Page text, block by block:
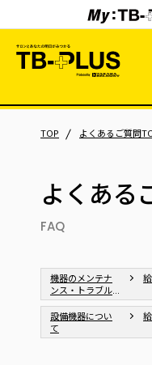
TOP よくあるご質問
よくある
FAQ
機器のメンテナ
ンス・トラブル
シューティング
設備機器につい
て